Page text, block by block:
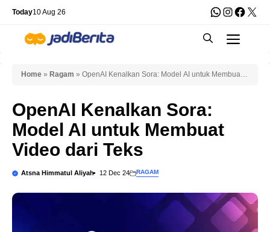
Skip
content
Today10 Aug 26 WhatsApp
X
Home » Ragam » OpenAI Kenalkan Sora: Model AI untuk Membuat
OpenAI Kenalkan Sora:
Model AI untuk Membuat
Video dari Teks
Atsna Himmatul Aliyah 12 Dec 24 RAGAM